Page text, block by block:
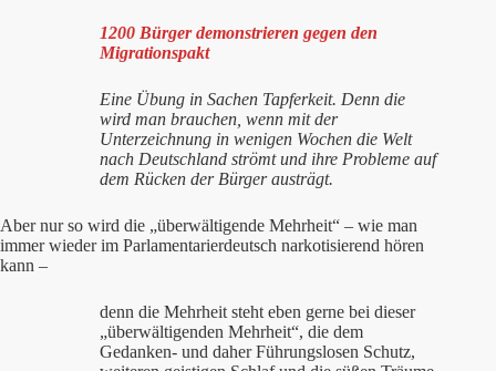
1200 Bürger demonstrieren gegen den
Migrationspakt
Eine Übung in Sachen Tapferkeit. Denn die
wird man brauchen, wenn mit der
Unterzeichnung in wenigen Wochen die Welt
nach Deutschland strömt und ihre Probleme auf
dem Rücken der Bürger austrägt.
Aber nur so wird die „überwältigende Mehrheit“ – wie man
immer wieder im Parlamentarierdeutsch narkotisierend hören
kann –
denn die Mehrheit steht eben gerne bei dieser
„überwältigenden Mehrheit“, die dem
Gedanken- und daher Führungslosen Schutz,